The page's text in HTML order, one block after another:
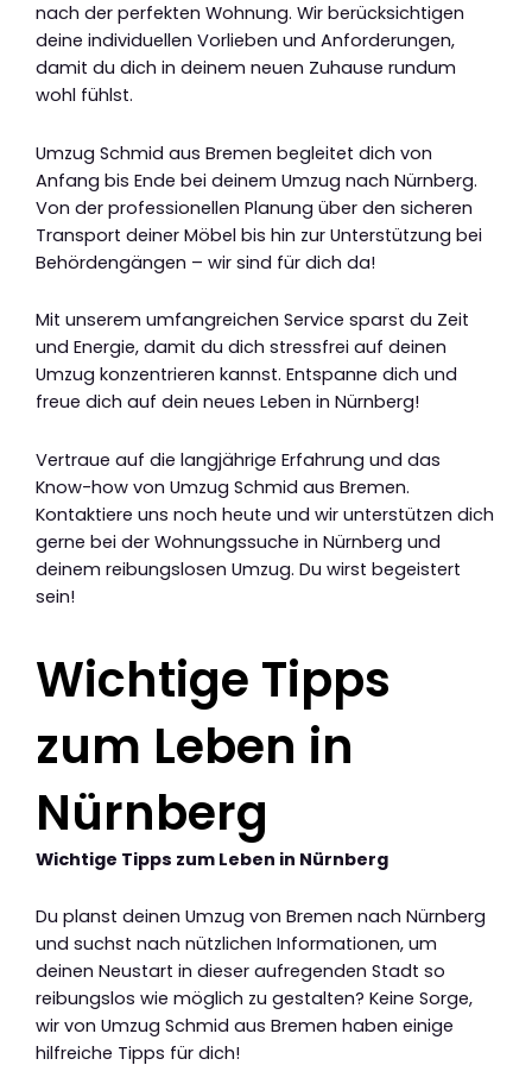
nach der perfekten Wohnung. Wir berücksichtigen
deine individuellen Vorlieben und Anforderungen,
damit du dich in deinem neuen Zuhause rundum
wohl fühlst.
Umzug Schmid aus Bremen begleitet dich von
Anfang bis Ende bei deinem Umzug nach Nürnberg.
Von der professionellen Planung über den sicheren
Transport deiner Möbel bis hin zur Unterstützung bei
Behördengängen – wir sind für dich da!
Mit unserem umfangreichen Service sparst du Zeit
und Energie, damit du dich stressfrei auf deinen
Umzug konzentrieren kannst. Entspanne dich und
freue dich auf dein neues Leben in Nürnberg!
Vertraue auf die langjährige Erfahrung und das
Know-how von Umzug Schmid aus Bremen.
Kontaktiere uns noch heute und wir unterstützen dich
gerne bei der Wohnungssuche in Nürnberg und
deinem reibungslosen Umzug. Du wirst begeistert
sein!
Wichtige Tipps
zum Leben in
Nürnberg
Wichtige Tipps zum Leben in Nürnberg
Du planst deinen Umzug von Bremen nach Nürnberg
und suchst nach nützlichen Informationen, um
deinen Neustart in dieser aufregenden Stadt so
reibungslos wie möglich zu gestalten? Keine Sorge,
wir von Umzug Schmid aus Bremen haben einige
hilfreiche Tipps für dich!